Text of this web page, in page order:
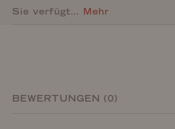
Sie verfügt… Mehr
BEWERTUNGEN (0)